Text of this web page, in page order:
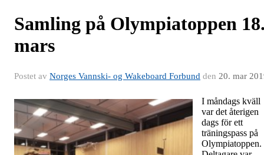
Samling på Olympiatoppen
mars
Postet av Norges Vannski- og Wakeboard Forbund den 20. mar
I måndags kväll
var det återigen
dags för ett
träningspass på
Olympiatoppen.